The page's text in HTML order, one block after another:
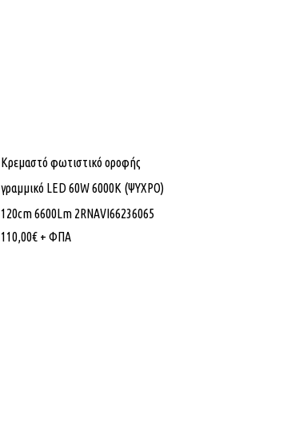
Κρεμαστό φωτιστικό οροφής
γραμμικό LED 60W 6000K (ΨΥΧΡΟ)
120cm 6600Lm 2RNAVI66236065
110,00€ + ΦΠΑ